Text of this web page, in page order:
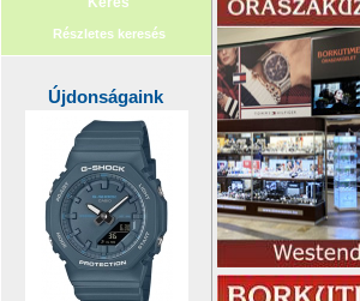
Részletes keresés
Újdonságaink